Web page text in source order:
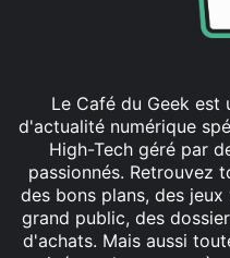
Le Café du Geek
d'actualité numérique
High-Tech géré par
passionnés. Retrouvez
des bons plans, des
grand public, des
d'achats. Mais aussi